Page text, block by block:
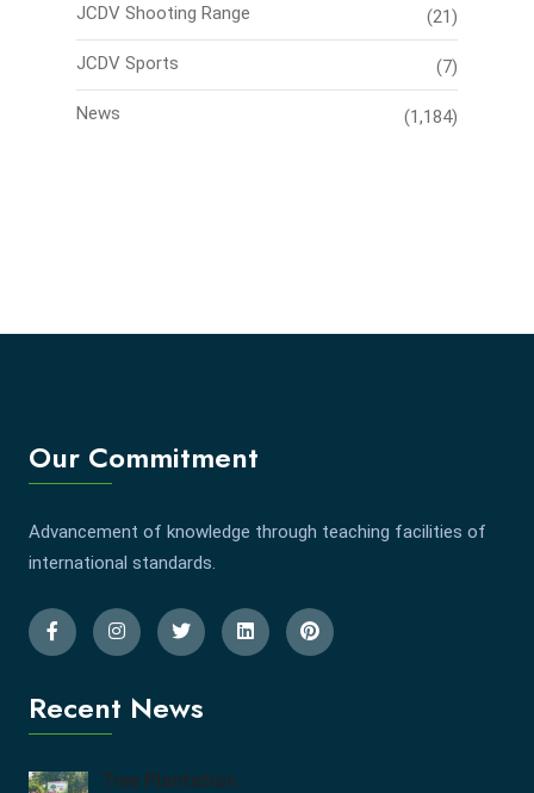
JCDV Shooting Range (21)
JCDV Sports (7)
News (1,184)
Our Commitment
Advancement of knowledge through teaching facilities of
international standards.
Recent News
Tree Plantation